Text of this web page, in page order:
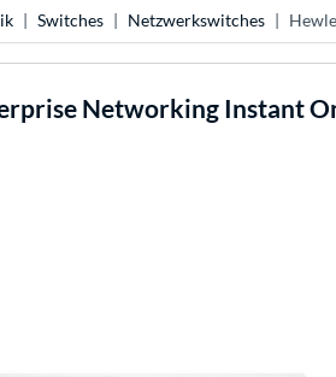
Switches Netzwerkswitches
Networking Instant